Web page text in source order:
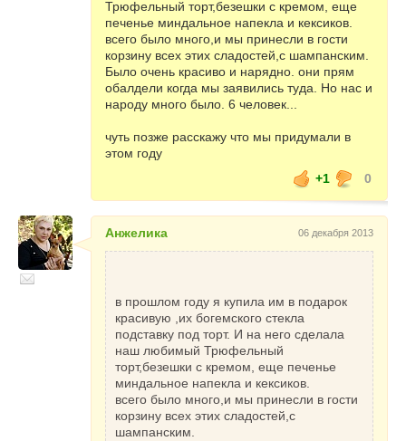
жизнерадостное, оптимистичное, которое
любит простор, ширь, развлечения и
многолюдные сборища. Поэтому накануне
Нового года следует посетить театр,
выставку, праздник или концерт.
31 декабря необходимо уделить особое
дома к празднованию. Необходимо особо
тщательно проверить всю сантехнику:
считается, что вместе с подтекающей из
кранов водой из дома постепенно уходит
благополучие.
Встречать Новый год надо вместе со своей
семьей и близкими родственниками, при
этом поздравив по телефону всех своих
знакомых, друзей и дальних родственников.
Не стоит забывать, что Лошадь очень
сильно привязана к домашнему очагу,
семье и своему дому.
Как украсить дом в год Лошади
Т.к. стихией 2014-го года является дерево,
по своему жилищу можно расставить
деревянные вазы, сувениры.
Трюфельный торт,безешки с кремом, еще
печенье миндальное напекла и кексиков.
всего было много,и мы принесли в гости
корзину всех этих сладостей,с шампанским.
Было очень красиво и нарядно. они прям
обалдели когда мы заявились туда. Но нас и
народу много было. 6 человек...
чуть позже расскажу что мы придумали в
этом году
+1
0
Анжелика 06 декабря 2013
в прошлом году я купила им в подарок
красивую ,их богемского стекла
подставку под торт. И на него сделала
наш любимый Трюфельный
торт,безешки с кремом, еще печенье
миндальное напекла и кексиков.
всего было много,и мы принесли в гости
корзину всех этих сладостей,с
шампанским.